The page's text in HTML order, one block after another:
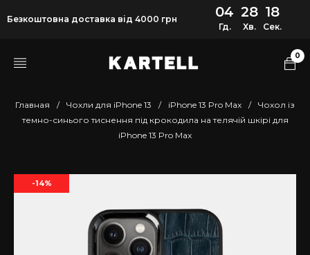
Безкоштовна доставка від 4000 грн 04
Гд.
28
Хв.
18
Сек.
0
Главная / Чохли для iPhone 13 / iPhone 13 Pro Max /
Чохол із
темно-синього тиснення під крокодила на телячій шкірі для
iPhone 13 Pro Max
-14%